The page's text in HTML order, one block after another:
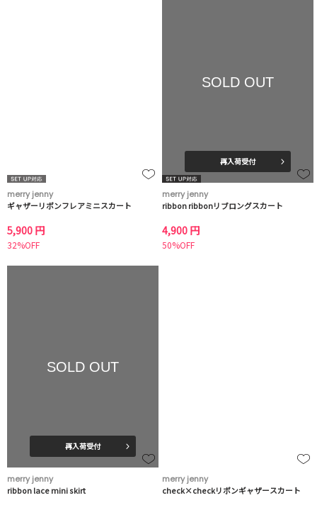
merry jenny
ギャザーリボンフレアミニスカート
5,900 円
32%OFF
SOLD OUT
再入荷受付
merry jenny
ribbon ribbonリブロングスカート
4,900 円
50%OFF
SOLD OUT
再入荷受付
merry jenny
ribbon lace mini skirt
merry jenny
check×checkリボンギャザースカート